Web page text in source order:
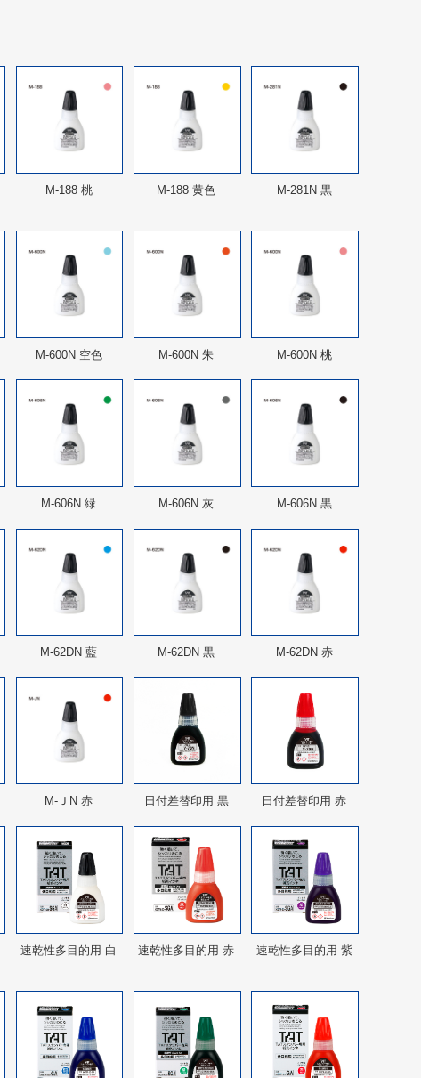
M-188 桃 M-188 黄色 M-281N 黒
M-600N 空色 M-600N 朱 M-600N 桃
M-606N 緑 M-606N 灰 M-606N 黒
M-62DN 藍 M-62DN 黒 M-62DN 赤
M-ＪN 赤 日付差替印用 黒 日付差替印用 赤
速乾性多目的用 白 速乾性多目的用 赤 速乾性多目的用 紫